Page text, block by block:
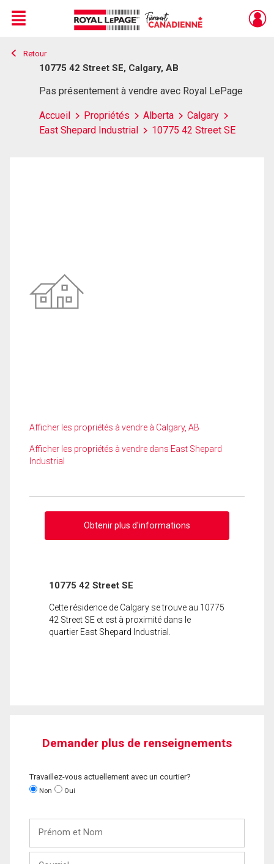
Live
En Direct
Menu
Retour
10775 42 Street SE, Calgary, AB
Pas présentement à vendre avec Royal LePage
Accueil Propriétés Alberta
Calgary
East Shepard Industrial
10775 42 Street SE
Afficher les propriétés à vendre à Calgary, AB
Afficher les propriétés à vendre dans East Shepard
Industrial
Obtenir plus d'informations
10775 42 Street SE
Cette résidence de Calgary se trouve au 10775
42 Street SE et est à proximité dans le
quartier East Shepard Industrial.
Demander plus de renseignements
Travaillez-vous actuellement avec un courtier?
Non Oui
Nom